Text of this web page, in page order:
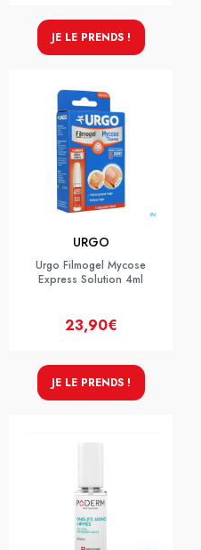
JE LE PRENDS !
URGO
Urgo Filmogel Mycose
Express Solution 4ml
23,90€
JE LE PRENDS !